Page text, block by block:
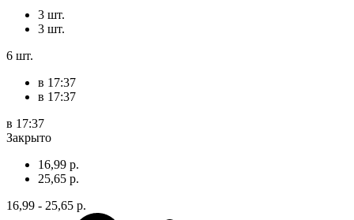
3 шт.
3 шт.
6 шт.
в 17:37
в 17:37
в 17:37
Закрыто
16,99 р.
25,65 р.
16,99 - 25,65 р.